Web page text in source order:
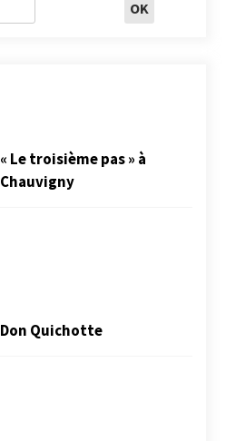
« Le troisième pas » à
Chauvigny
Don Quichotte